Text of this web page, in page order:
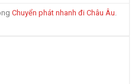
Chuyển phát nhanh đi Châu Âu.